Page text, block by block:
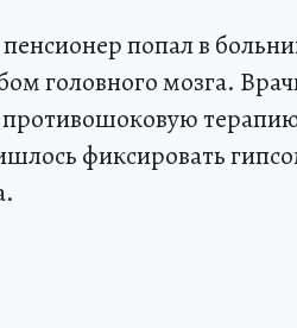
попал в
головного мозга.
фиксировать